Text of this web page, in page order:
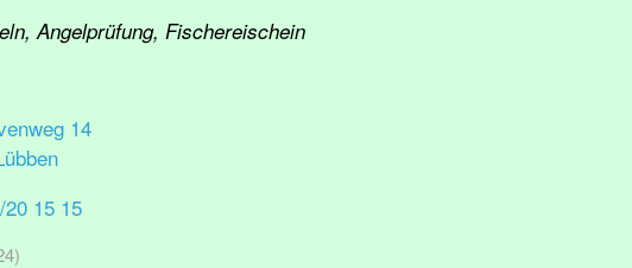
Angelprüfung, Fischereischein
14
15 15